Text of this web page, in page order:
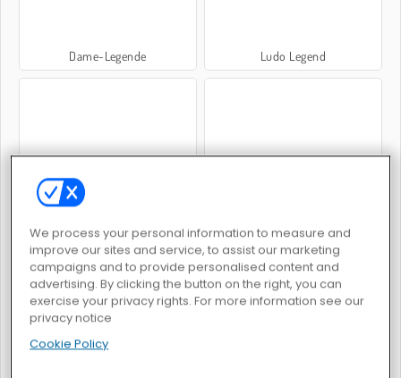
Dame-Legende Ludo Legend
World War 2 Shooter
Geometry Vibes 3D
We process your personal information to measure and
improve our sites and service, to assist our marketing
campaigns and to provide personalised content and
advertising. By clicking the button on the right, you can
exercise your privacy rights. For more information see our
privacy notice
Cookie Policy